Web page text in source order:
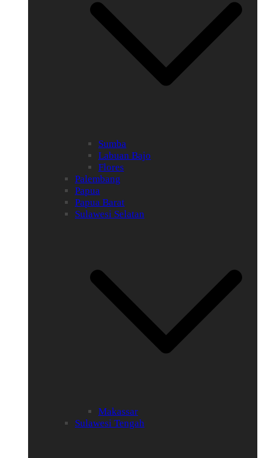
Sumba
Labuan Bajo
Flores
Palembang
Papua
Papua Barat
Sulawesi Selatan
Makassar
Sulawesi Tengah